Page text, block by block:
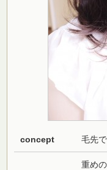
concept 毛先
重め